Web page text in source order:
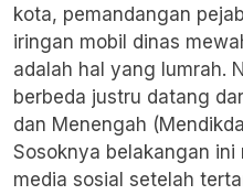
kota, pemandangan
iringan mobil dinas
adalah hal yang lumrah.
berbeda justru datang
dan Menengah
Sosoknya belakangan ini
media sosial setelah